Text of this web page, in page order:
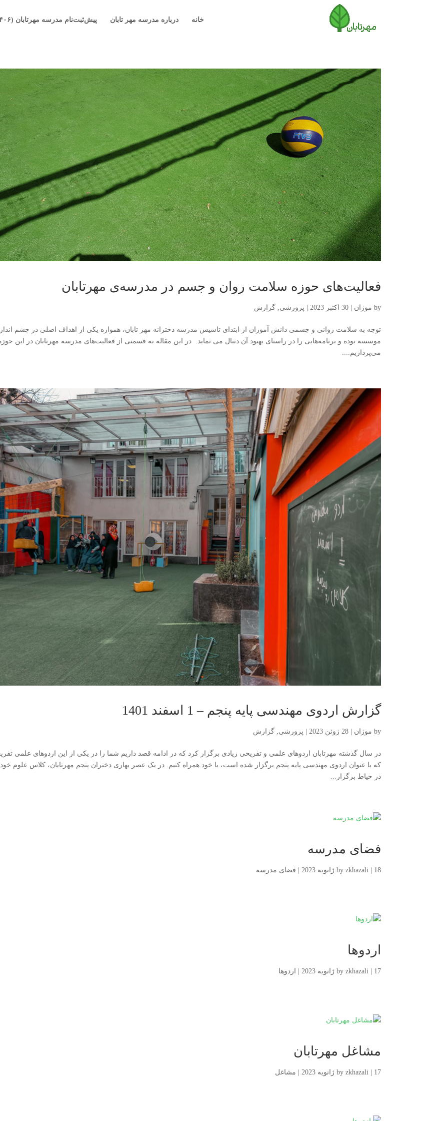
خانه درباره مدرسه مهر تابان پیش‌ثبت‌نام مدرسه مهرتابان (۱۴۰۶-۱۴۰۵)
فعالیت‌های حوزه سلامت روان و جسم در مدرسه‌ی مهرتابان
by موژان |30 اکتبر 2023 | پرورشی ,گزارش
توجه به سلامت روانی و جسمی دانش­ آموزان از ابتدای تاسیس مدرسه دخترانه مهر تابان، همواره یکی از اهداف اصلی در چشم
موسسه بوده و برنامه‌هایی را در راستای بهبود آن دنبال می نماید. در این مقاله به قسمتی از فعالیت­‌های مدرسه مهرتابان در این
می‌­پردازیم....
گزارش اردوی مهندسی پایه پنجم – 1 اسفند 1401
by موژان |28 ژوئن 2023 پرورشی,گزارش
در سال گذشته مهرتابان اردوهای علمی و تفریحی زیادی برگزار کرد که در ادامه قصد داریم شما را در یکی از این اردو‌های علمی
که با عنوان اردوی مهندسی پایه پنجم برگزار شده است، با خود همراه کنیم. در یک عصر بهاری دختران پنجم مهرتابان، کلاس علوم
در حیاط برگزار...
فضای مدرسه
by zkhazali| 18 ژانویه 2023 فضای مدرسه
اردوها
by zkhazali| 17 ژانویه 2023 اردوها
مشاغل مهرتابان
by zkhazali| 17 ژانویه 2023 مشاغل